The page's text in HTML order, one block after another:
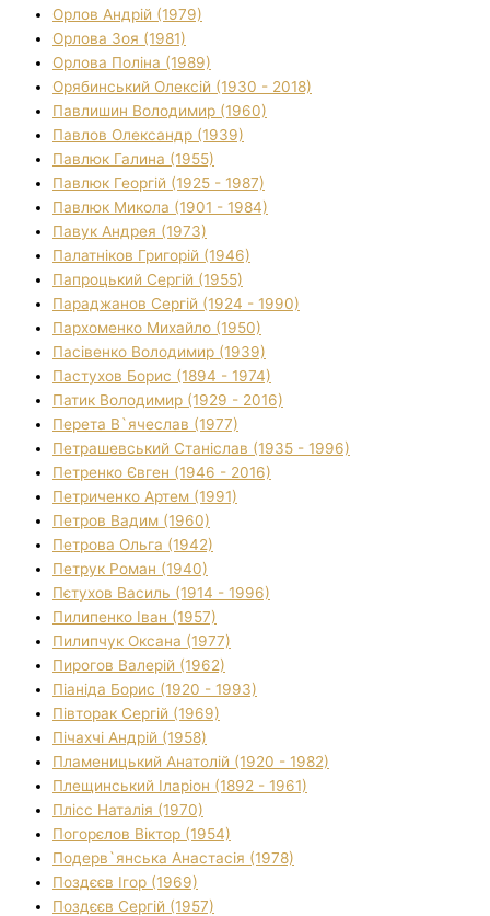
Орлов Андрій (1979)
Орлова Зоя (1981)
Орлова Поліна (1989)
Орябинський Олексій (1930 - 2018)
Павлишин Володимир (1960)
Павлов Олександр (1939)
Павлюк Галина (1955)
Павлюк Георгій (1925 - 1987)
Павлюк Микола (1901 - 1984)
Павук Андрея (1973)
Палатніков Григорій (1946)
Папроцький Сергій (1955)
Параджанов Сергій (1924 - 1990)
Пархоменко Михайло (1950)
Пасівенко Володимир (1939)
Пастухов Борис (1894 - 1974)
Патик Володимир (1929 - 2016)
Перета В`ячеслав (1977)
Петрашевський Станіслав (1935 - 1996)
Петренко Євген (1946 - 2016)
Петриченко Артем (1991)
Петров Вадим (1960)
Петрова Ольга (1942)
Петрук Роман (1940)
Пєтухов Василь (1914 - 1996)
Пилипенко Іван (1957)
Пилипчук Оксана (1977)
Пирогов Валерій (1962)
Піаніда Борис (1920 - 1993)
Півторак Сергій (1969)
Пічахчі Андрій (1958)
Пламеницький Анатолій (1920 - 1982)
Плещинський Іларіон (1892 - 1961)
Плісс Наталія (1970)
Погорєлов Віктор (1954)
Подерв`янська Анастасія (1978)
Поздєєв Ігор (1969)
Поздєєв Сергій (1957)